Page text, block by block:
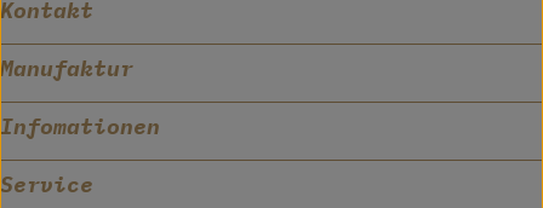
Kontakt
Manufaktur
Infomationen
Service